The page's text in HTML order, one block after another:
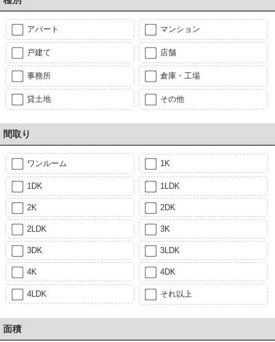
アパート マンション
戸建て 店舗
事務所 倉庫・工場
貸土地 その他
間取り
ワンルーム 1K
1DK 1LDK
2K 2DK
2LDK 3K
3DK 3LDK
4K 4DK
4LDK それ以上
面積